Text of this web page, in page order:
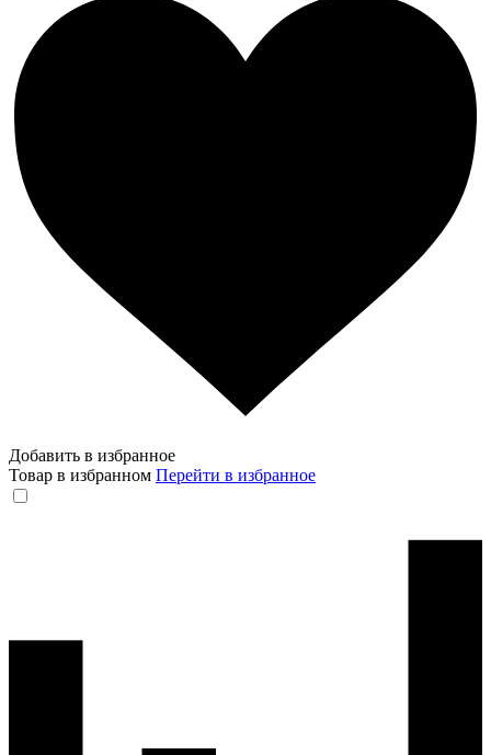
Добавить в избранное
Товар в избранном Перейти в избранное